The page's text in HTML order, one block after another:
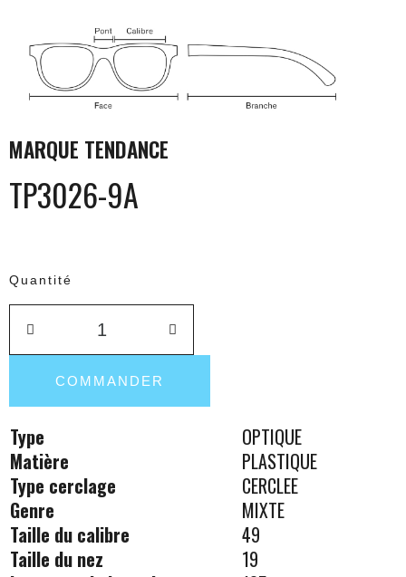
MARQUE TENDANCE
TP3026-9A
Quantité
COMMANDER
Type
OPTIQUE
Matière
PLASTIQUE
Type cerclage
CERCLEE
Genre
MIXTE
Taille du calibre
49
Taille du nez
19